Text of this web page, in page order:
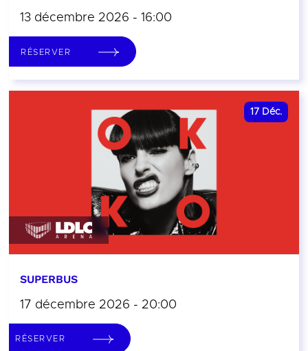
13 décembre 2026 - 16:00
RÉSERVER
17 Déc.
SUPERBUS
17 décembre 2026 - 20:00
RÉSERVER